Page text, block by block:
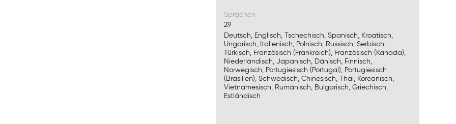
Sprachen
29
Deutsch, Englisch, Tschechisch, Spanisch, Kroatisch,
Ungarisch, Italienisch, Polnisch, Russisch, Serbisch,
Türkisch, Französisch (Frankreich), Französisch (Kanada),
Niederländisch, Japanisch, Dänisch, Finnisch,
Norwegisch, Portugiesisch (Portugal), Portugiesisch
(Brasilien), Schwedisch, Chinesisch, Thai, Koreanisch,
Vietnamesisch, Rumänisch, Bulgarisch, Griechisch,
Estländisch